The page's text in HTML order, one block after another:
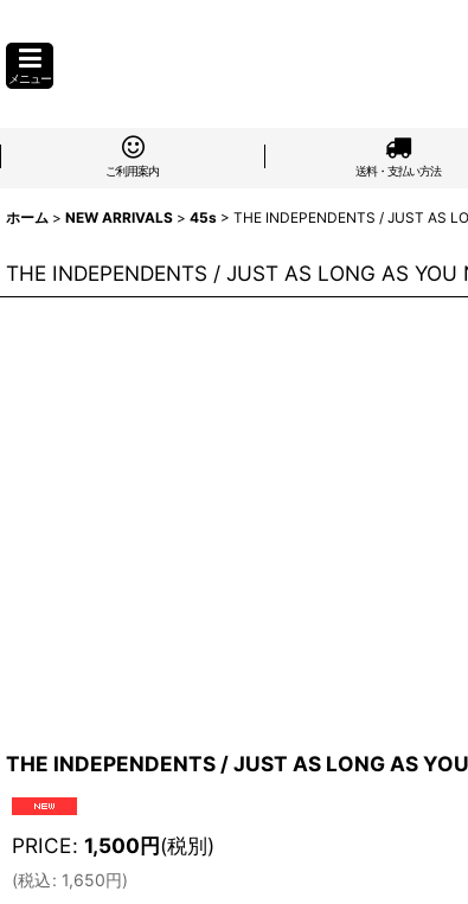
メニュー
ご利用案内 送料・支払い方法
ホーム > NEW ARRIVALS > 45s > THE INDEPENDENTS / JUST AS
THE INDEPENDENTS / JUST AS LONG AS YOU
THE INDEPENDENTS / JUST AS LONG AS
PRICE: 1,500円(税別)
(税込: 1,650円)